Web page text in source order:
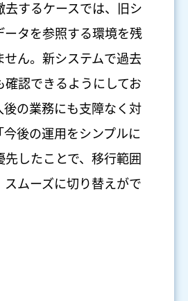
去するケースでは、旧シ
ータを参照する環境を残
せん。新システムで過去
確認できるようにしてお
後の業務にも支障なく対
今後の運用をシンプルに
先したことで、移行範囲
スムーズに切り替えがで